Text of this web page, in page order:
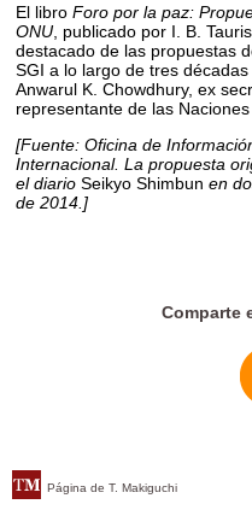
Página de T. Makiguchi
El libroForo por la paz:
ONU , publicado por I. B.
destacado de las propuestas
SGI a lo largo de tres
Anwarul K. Chowdhury, ex
representante de las Naciones
[Fuente: Oficina de
Internacional. La propuesta
el diarioSeikyo Shimbun en
de 2014.]
Comparte